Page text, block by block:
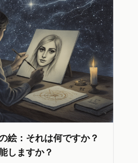
絵：それは何ですか？
しますか？